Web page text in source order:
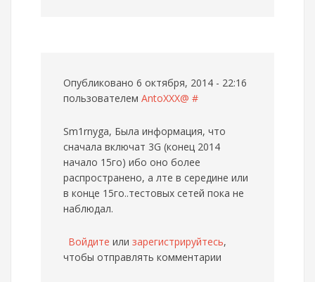
Опубликовано 6 октября, 2014 - 22:16
пользователем AntoXXX@ #
Sm1rnyga, Была информация, что
сначала включат 3G (конец 2014
начало 15го) ибо оно более
распространено, а лте в середине или
в конце 15го..тестовых сетей пока не
наблюдал.
Войдите или зарегистрируйтесь,
чтобы отправлять комментарии